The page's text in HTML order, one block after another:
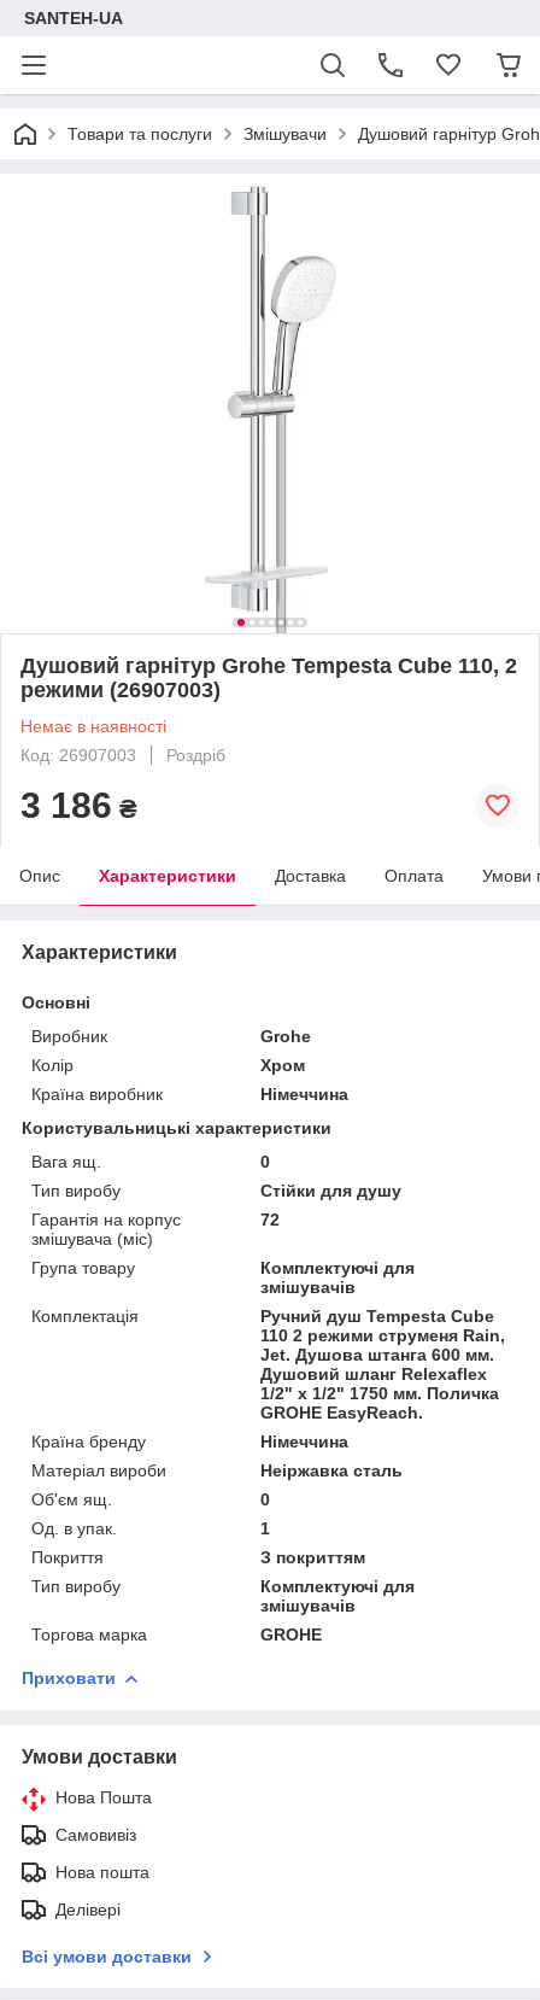
SANTEH-UA
Товари та послуги Змішувачи Душовий гарнітур
Душовий гарнітур Grohe Tempesta Cube 110, 2
режими (26907003)
Немає в наявності
Код: 26907003
Роздріб
3 186 ₴
Опис Характеристики Доставка Оплата Умови
Характеристики
Основні
Виробник
Grohe
Колір
Хром
Країна виробник
Німеччина
Користувальницькі характеристики
Вага ящ.
0
Тип виробу
Стійки для душу
Гарантія на корпус
змішувача (міс)
72
Група товару
Комплектуючі для
змішувачів
Комплектація
Ручний душ Tempesta Cube
110 2 режими струменя Rain,
Jet. Душова штанга 600 мм.
Душовий шланг Relexaflex
1/2" x 1/2" 1750 мм. Поличка
GROHE EasyReach.
Країна бренду
Німеччина
Матеріал вироби
Неіржавка сталь
Об'єм ящ.
0
Од. в упак.
1
Покриття
З покриттям
Тип виробу
Комплектуючі для
змішувачів
Торгова марка
GROHE
Приховати
Умови доставки
Нова Пошта
Самовивіз
Нова пошта
Делівері
Всі умови доставки